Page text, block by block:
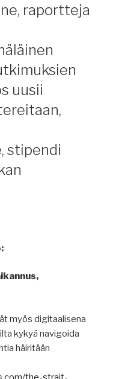
raportteja
uusii
stipendi
myös digitaalisena
kykyä navigoida
häiritään